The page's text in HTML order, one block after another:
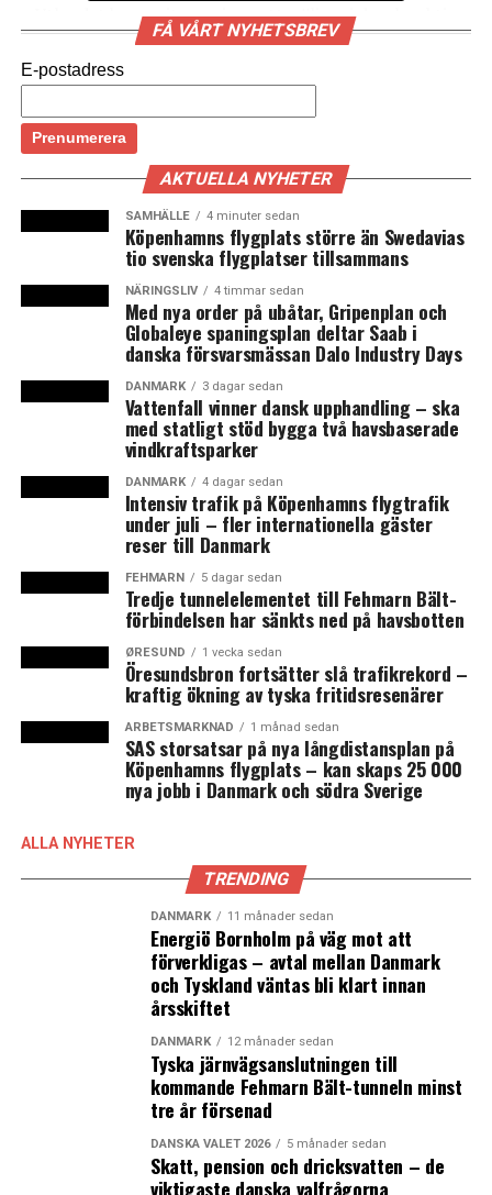
– Utlandet har varit massiva nettosäljare i danska aktier,
säger Mads Zink, chefhandlare på Danske Markets till
Börsen.
Han noterar att det utländska nettoförsäljningarna
bland annat berört danska börsbolag som Vestas, Novo
Nordisk och Ambu. De utländska investerarna äger
enligt statistik från Nationalbanken 50,4 procent av
aktierna i de börsnoterade danska bolagen. (News
De största kursfallen i C25-index under oktober
-25% Danske Bank
-23% Lundbeck
-17% Nordea
-14% Jyske Bank
-13% FLSmidth
Så här gick de olika börserna under oktober
-8,5% Köpenhamn Nasdaq C25 index
-7% Stockholm Nasdaq 30 index
-6% Tyska Dax-index
Källa: Børsen
LÄS OCKSÅ:
Växande e-handel får IKEA att avvakta med nytt varuhus
i Esbjerg
Antalet arbetslösa fortsätter sjunka i Danmark – men
fortsatt hög för 25-29-åringar
FÅ VÅRT NYHETSBREV
E-postadress
AKTUELLA NYHETER
SAMHÄLLE 4 minuter sedan
Köpenhamns flygplats större än Swedavias
tio svenska flygplatser tillsammans
NÄRINGSLIV 4 timmar sedan
Med nya order på ubåtar, Gripenplan och
Globaleye spaningsplan deltar Saab i
danska försvarsmässan Dalo Industry Days
DANMARK 3 dagar sedan
Vattenfall vinner dansk upphandling – ska
med statligt stöd bygga två havsbaserade
vindkraftsparker
DANMARK 4 dagar sedan
Intensiv trafik på Köpenhamns flygtrafik
under juli – fler internationella gäster
reser till Danmark
FEHMARN 5 dagar sedan
Tredje tunnelelementet till Fehmarn Bält-
förbindelsen har sänkts ned på havsbotten
ØRESUND 1 vecka sedan
Öresundsbron fortsätter slå trafikrekord –
kraftig ökning av tyska fritidsresenärer
ARBETSMARKNAD 1 månad sedan
SAS storsatsar på nya långdistansplan på
Köpenhamns flygplats – kan skaps 25 000
nya jobb i Danmark och södra Sverige
ALLA NYHETER
TRENDING
DANMARK 11 månader sedan
Energiö Bornholm på väg mot att
förverkligas – avtal mellan Danmark
och Tyskland väntas bli klart innan
årsskiftet
DANMARK 12 månader sedan
Tyska järnvägsanslutningen till
kommande Fehmarn Bält-tunneln minst
tre år försenad
DANSKA VALET 2026 5 månader sedan
Skatt, pension och dricksvatten – de
viktigaste danska valfrågorna